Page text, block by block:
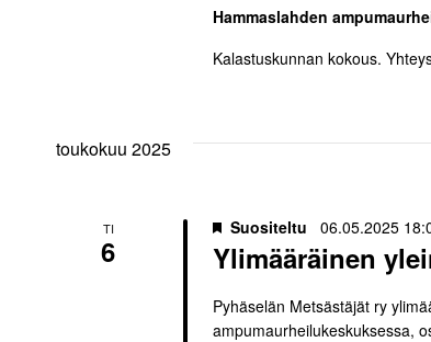
Hammaslahden
Kalastuskunnan kokous.
toukokuu 2025
TI
6 Ylimääräinen
Suositeltu 06.05.2025
Pyhäselän Metsästäjät ry
ampumaurheilukeskuksessa,